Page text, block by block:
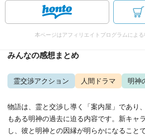
本ページはアフィリエイトプログラムによ
みんなの感想まとめ
霊交渉アクション 人間ドラマ 明神
物語は、霊と交渉し導く「案内屋」であり
もある明神の過去に迫る内容です。新キャ
し、彼と明神との因縁が明らかになること